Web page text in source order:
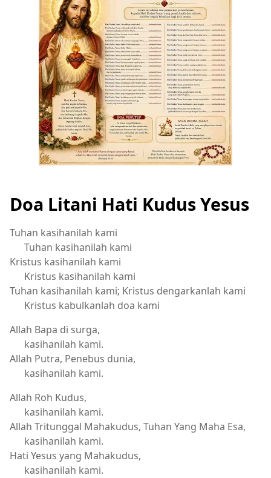
Doa Litani Hati Kudus Yesus
Tuhan kasihanilah kami
Tuhan kasihanilah kami
Kristus kasihanilah kami
Kristus kasihanilah kami
Tuhan kasihanilah kami; Kristus dengarkanlah kami
Kristus kabulkanlah doa kami
Allah Bapa di surga,
kasihanilah kami.
Allah Putra, Penebus dunia,
kasihanilah kami.
Allah Roh Kudus,
kasihanilah kami.
Allah Tritunggal Mahakudus, Tuhan Yang Maha Esa,
kasihanilah kami.
Hati Yesus yang Mahakudus,
kasihanilah kami.